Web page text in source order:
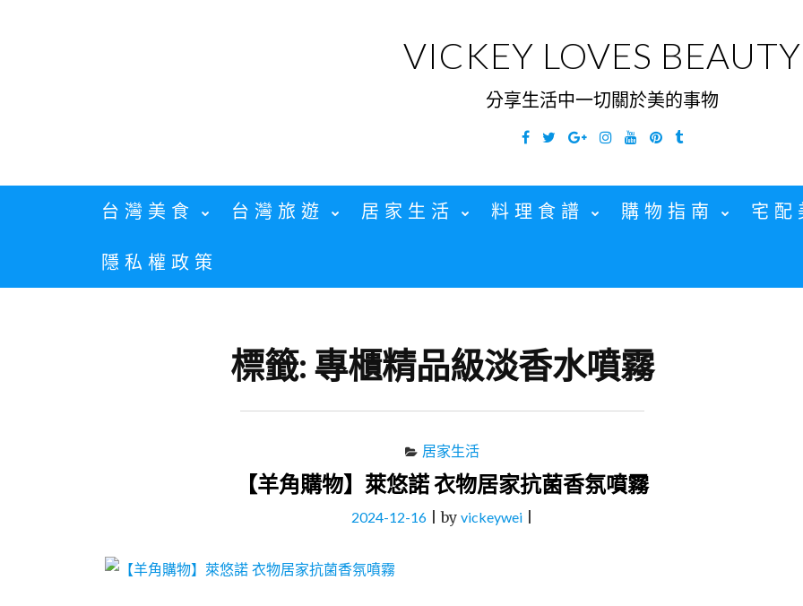
VICKEY LOVES BEAUTY
分享生活中一切關於美的事物
Facebook
TwitterGoogleInstagramYouTubePinterest
Tumblr
台灣美食 台灣旅遊 居家生活 料理食譜 購物指南 宅配
隱私權政策
標籤: 專櫃精品級淡香水噴霧
居家生活
【羊角購物】萊悠諾 衣物居家抗菌香氛噴霧
2024-12-16 |by vickeywei